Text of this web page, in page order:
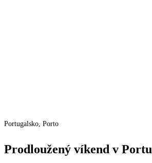
Portugalsko, Porto
Prodloužený víkend v Portu